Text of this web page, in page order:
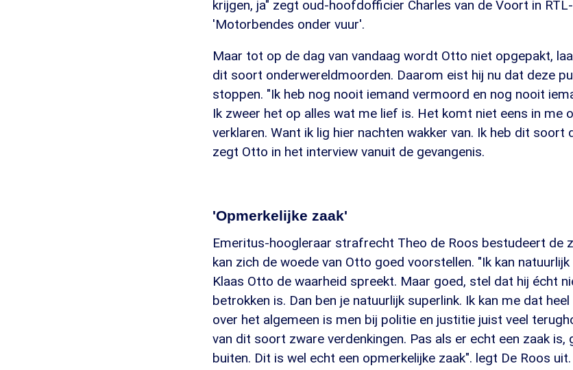
krijgen, ja" zegt oud-hoofdofficier Charles van de Voort in
'Motorbendes onder vuur'.
Maar tot op de dag van vandaag wordt Otto niet opgepakt,
dit soort onderwereldmoorden. Daarom eist hij nu dat deze
stoppen. "Ik heb nog nooit iemand vermoord en nog nooit
Ik zweer het op alles wat me lief is. Het komt niet eens in me
verklaren. Want ik lig hier nachten wakker van. Ik heb dit soort
zegt Otto in het interview vanuit de gevangenis.
'Opmerkelijke zaak'
Emeritus-hoogleraar strafrecht Theo de Roos bestudeert de
kan zich de woede van Otto goed voorstellen. "Ik kan
Klaas Otto de waarheid spreekt. Maar goed, stel dat hij écht
betrokken is. Dan ben je natuurlijk superlink. Ik kan me dat
over het algemeen is men bij politie en justitie juist veel
van dit soort zware verdenkingen. Pas als er echt een zaak is,
buiten. Dit is wel echt een opmerkelijke zaak". legt De Roos uit.